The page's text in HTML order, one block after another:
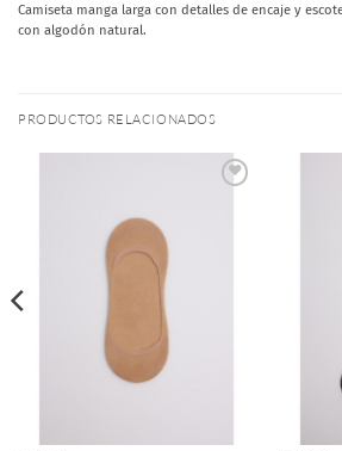
Camiseta manga larga con detalles de encaje y
con algodón natural.
PRODUCTOS RELACIONADOS